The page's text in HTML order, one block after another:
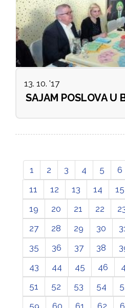
13. 10. '17
SAJAM POSLOVA U
1 2 3 4 5 6
11
12 13 14 15
19
20 21 22
27
28 29 30
35
36 37 38
43
44 45 46
51
52 53 54
59
60 61 62